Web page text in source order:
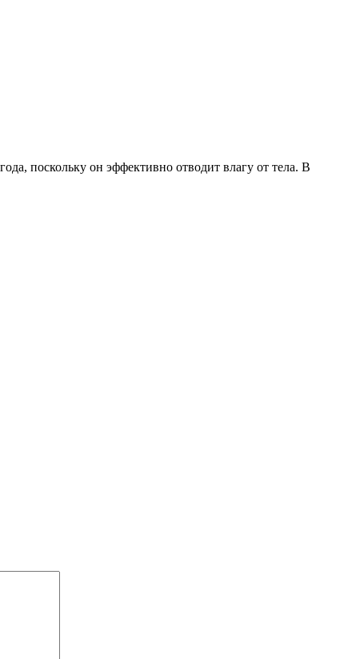
поскольку он эффективно отводит влагу от тела. В